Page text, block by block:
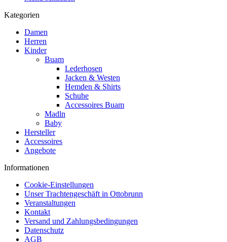
Kategorien
Damen
Herren
Kinder
Buam
Lederhosen
Jacken & Westen
Hemden & Shirts
Schuhe
Accessoires Buam
Madln
Baby
Hersteller
Accessoires
Angebote
Informationen
Cookie-Einstellungen
Unser Trachtengeschäft in Ottobrunn
Veranstaltungen
Kontakt
Versand und Zahlungsbedingungen
Datenschutz
AGB